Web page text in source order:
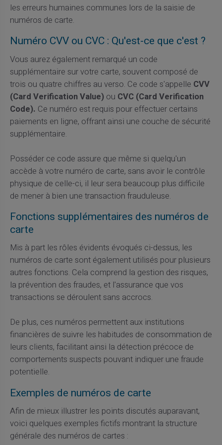
les erreurs humaines communes lors de la saisie de
numéros de carte.
Numéro CVV ou CVC : Qu'est-ce que c'est ?
Vous aurez également remarqué un code
supplémentaire sur votre carte, souvent composé de
trois ou quatre chiffres au verso. Ce code s'appelle CVV
(Card Verification Value)ou CVC (Card Verification
Code). Ce numéro est requis pour effectuer certains
paiements en ligne, offrant ainsi une couche de sécurité
supplémentaire.
Posséder ce code assure que même si quelqu'un
accède à votre numéro de carte, sans avoir le contrôle
physique de celle-ci, il leur sera beaucoup plus difficile
de mener à bien une transaction frauduleuse.
Fonctions supplémentaires des numéros de
carte
Mis à part les rôles évidents évoqués ci-dessus, les
numéros de carte sont également utilisés pour plusieurs
autres fonctions. Cela comprend la gestion des risques,
la prévention des fraudes, et l'assurance que vos
transactions se déroulent sans accrocs.
De plus, ces numéros permettent aux institutions
financières de suivre les habitudes de consommation de
leurs clients, facilitant ainsi la détection précoce de
comportements suspects pouvant indiquer une fraude
potentielle.
Exemples de numéros de carte
Afin de mieux illustrer les points discutés auparavant,
voici quelques exemples fictifs montrant la structure
générale des numéros de cartes :